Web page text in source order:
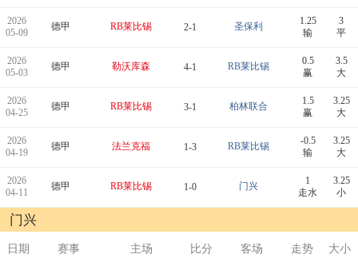
2026
05-09
德甲 RB莱比锡 2-1 圣保利
1.25
输
3
平
2026
05-03
德甲 勒沃库森 4-1 RB莱比锡
0.5
赢
3.5
大
2026
04-25
德甲 RB莱比锡 3-1 柏林联合
1.5
赢
3.25
大
2026
04-19
德甲 法兰克福 1-3 RB莱比锡
-0.5
输
3.25
大
2026
04-11
德甲 RB莱比锡 1-0 门兴
1
走水
3.25
小
门兴
日期 赛事 主场 比分 客场 走势 大小